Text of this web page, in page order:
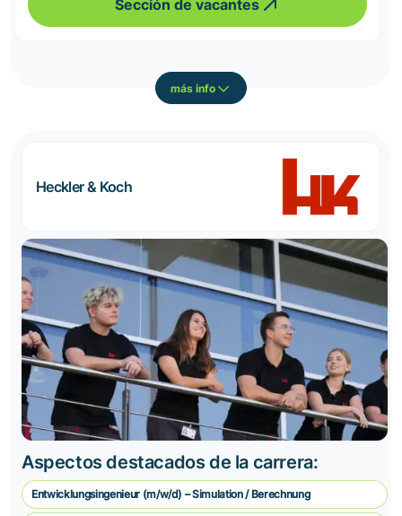
Sección de vacantes
más info
Heckler & Koch
Aspectos destacados de la carrera:
Entwicklungsingenieur (m/w/d) – Simulation / Berechnung